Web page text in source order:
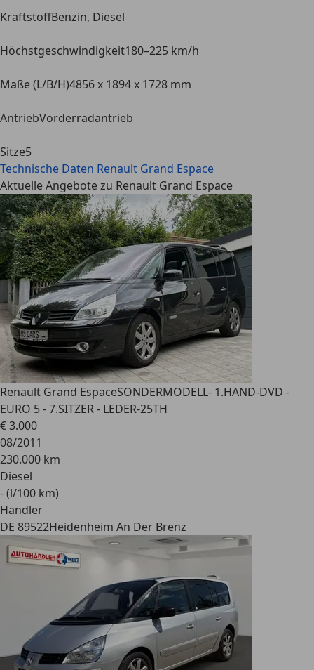
KraftstoffBenzin, Diesel
Höchstgeschwindigkeit180–225 km/h
Maße (L/B/H)4856 x 1894 x 1728 mm
AntriebVorderradantrieb
Sitze5
Technische Daten Renault Grand Espace
Aktuelle Angebote zu Renault Grand Espace
Renault Grand EspaceSONDERMODELL- 1.HAND-DVD -
EURO 5 - 7.SITZER - LEDER-25TH
€ 3.000
08/2011
230.000 km
Diesel
- (l/100 km)
Händler
DE 89522Heidenheim An Der Brenz